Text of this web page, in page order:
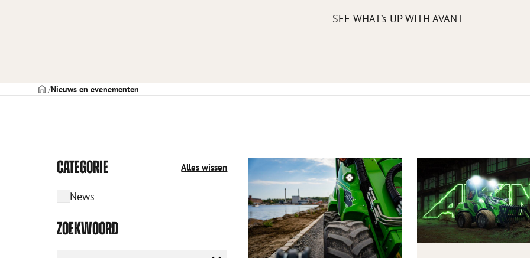
SEE WHAT’s UP WITH AVANT
VOORPAGINA
Nieuws en evenementen
CATEGORIE Alles wissen
News
ZOEKWOORD